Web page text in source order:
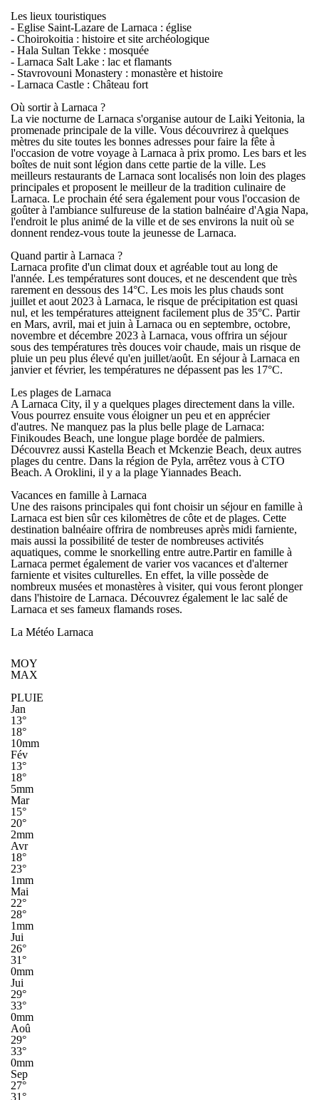
Les lieux touristiques
- Eglise Saint-Lazare de Larnaca : église
- Choirokoitia : histoire et site archéologique
- Hala Sultan Tekke : mosquée
- Larnaca Salt Lake : lac et flamants
- Stavrovouni Monastery : monastère et histoire
- Larnaca Castle : Château fort
Où sortir à Larnaca ?
La vie nocturne de Larnaca s'organise autour de Laiki Yeitonia, la
promenade principale de la ville. Vous découvrirez à quelques
mètres du site toutes les bonnes adresses pour faire la fête à
l'occasion de votre voyage à Larnaca à prix promo. Les bars et les
boîtes de nuit sont légion dans cette partie de la ville. Les
meilleurs restaurants de Larnaca sont localisés non loin des plages
principales et proposent le meilleur de la tradition culinaire de
Larnaca. Le prochain été sera également pour vous l'occasion de
goûter à l'ambiance sulfureuse de la station balnéaire d'Agia Napa,
l'endroit le plus animé de la ville et de ses environs la nuit où se
donnent rendez-vous toute la jeunesse de Larnaca.
Quand partir à Larnaca ?
Larnaca profite d'un climat doux et agréable tout au long de
l'année. Les températures sont douces, et ne descendent que très
rarement en dessous des 14°C. Les mois les plus chauds sont
juillet et aout 2023 à Larnaca, le risque de précipitation est quasi
nul, et les températures atteignent facilement plus de 35°C. Partir
en Mars, avril, mai et juin à Larnaca ou en septembre, octobre,
novembre et décembre 2023 à Larnaca, vous offrira un séjour
sous des températures très douces voir chaude, mais un risque de
pluie un peu plus élevé qu'en juillet/août. En séjour à Larnaca en
janvier et février, les températures ne dépassent pas les 17°C.
Les plages de Larnaca
A Larnaca City, il y a quelques plages directement dans la ville.
Vous pourrez ensuite vous éloigner un peu et en apprécier
d'autres. Ne manquez pas la plus belle plage de Larnaca:
Finikoudes Beach, une longue plage bordée de palmiers.
Découvrez aussi Kastella Beach et Mckenzie Beach, deux autres
plages du centre. Dans la région de Pyla, arrêtez vous à CTO
Beach. A Oroklini, il y a la plage Yiannades Beach.
Vacances en famille à Larnaca
Une des raisons principales qui font choisir un séjour en famille à
Larnaca est bien sûr ces kilomètres de côte et de plages. Cette
destination balnéaire offrira de nombreuses après midi farniente,
mais aussi la possibilité de tester de nombreuses activités
aquatiques, comme le snorkelling entre autre.Partir en famille à
Larnaca permet également de varier vos vacances et d'alterner
farniente et visites culturelles. En effet, la ville possède de
nombreux musées et monastères à visiter, qui vous feront plonger
dans l'histoire de Larnaca. Découvrez également le lac salé de
Larnaca et ses fameux flamands roses.
La Météo Larnaca
MOY
MAX
PLUIE
Jan
13°
18°
10mm
Fév
13°
18°
5mm
Mar
15°
20°
2mm
Avr
18°
23°
1mm
Mai
22°
28°
1mm
Jui
26°
31°
0mm
Jui
29°
33°
0mm
Aoû
29°
33°
0mm
Sep
27°
31°